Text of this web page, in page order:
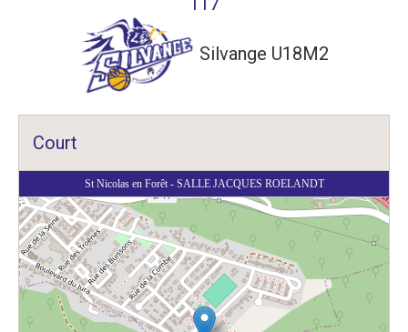
Silvange U18M2
Court
St Nicolas en Forêt - SALLE JACQUES ROELANDT